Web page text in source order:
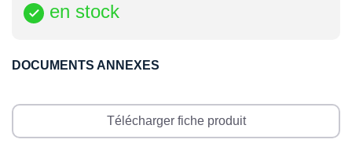
 en stock
DOCUMENTS ANNEXES
Télécharger fiche produit